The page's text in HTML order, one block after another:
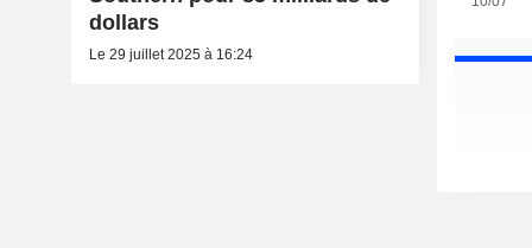
dollars
Le 29 juillet 2025 à 16:24